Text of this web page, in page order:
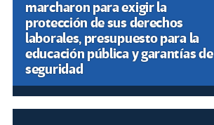
marcharon para exigir la
protección de sus derechos
laborales, presupuesto para la
educación pública y garantías de
seguridad